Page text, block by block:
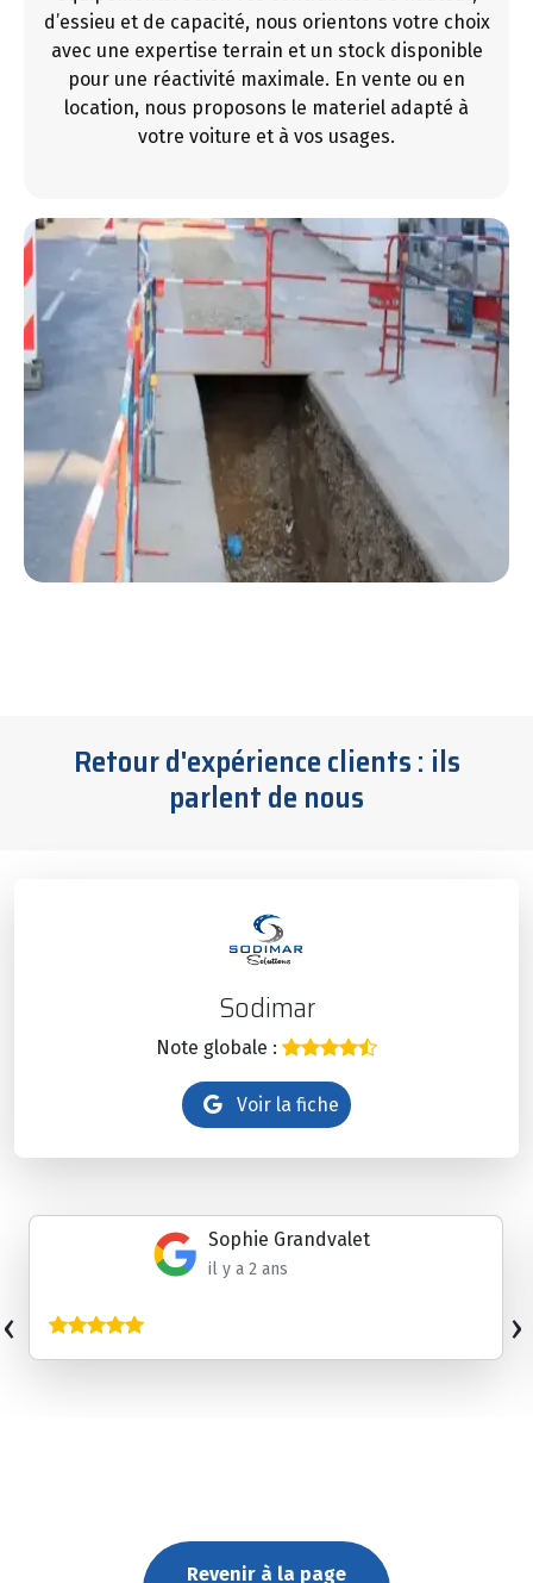
d’essieu et de capacité, nous orientons votre choix
avec une expertise terrain et un stock disponible
pour une réactivité maximale. En vente ou en
location, nous proposons le materiel adapté à
votre voiture et à vos usages.
Retour d'expérience clients : ils
parlent de nous
Sodimar
Note globale :
Voir la fiche
Sophie Grandvalet
il y a 2 ans
‹ ›
Revenir à la page